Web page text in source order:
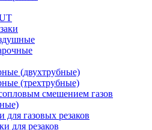
(двухтрубные)
(трехтрубные)
смешением газов
для газовых резаков
для резаков